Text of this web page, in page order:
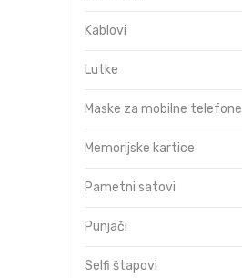
Kablovi
Lutke
Maske za mobilne telefone
Memorijske kartice
Pametni satovi
Punjači
Selfi štapovi